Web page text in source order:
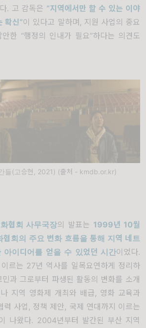
. 고 감독은 “지역에서만 할 수 있는 이야
확신”이 있다고 말하며, 지원 사업의 중요
한 “행정의 인내가 필요”하다는 의견도
들(고승현, 2021) (출처 - kmdb.or.kr)
협회 사무국장의 발표는 1999년 10월
협회의 주요 변화 흐름을 통해 지역 네트
아이디어를 얻을 수 있었던 시간이었다.
르는 27년 역사를 일목요연하게 정리하
과 그로부터 파생된 활동의 변화를 소개
지역 영화제 개최와 배급, 영화 교육과
력 사업, 정책 제안, 국제 연대까지 이르는
나왔다. 2004년부터 발간된 부산 지역